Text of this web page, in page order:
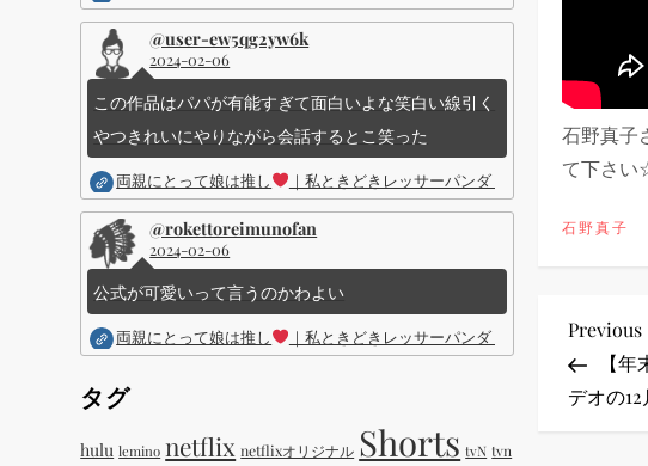
石野真子
て下さい
石野真子
投
稿
Previous
Post
Previous
【
デオの
@user-ew5qg2yw6k
2024-02-06
この作品はパパが有能すぎて面白いよな笑白い線引く
やつきれいにやりながら会話するとこ笑った
両親にとって娘は推し ｜私ときどきレッサーパンダ ｜Disney (ディズニー
@rokettoreimunofan
2024-02-06
公式が可愛いって言うのかわよい
両親にとって娘は推し ｜私ときどきレッサーパンダ ｜Disney (ディズニー
タグ
hulu lemino netflix netflixオリジナル Shorts tvN tvn